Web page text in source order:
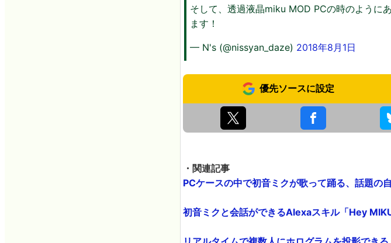
そして、透過液晶miku MOD PCの時のように
ます！
— N's (@nissyan_daze) 2018年8月1日
優先ソースに設定
・関連記事
PCケースの中で初音ミクが歌って踊る、話題の
初音ミクと会話ができるAlexaスキル「Hey